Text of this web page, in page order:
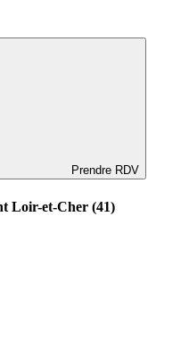
Prendre RDV
Loir-et-Cher (41)